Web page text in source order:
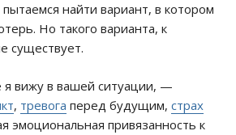
найти вариант, в котором
Но такого варианта, к
существует.
вижу в вашей ситуации, —
, тревога перед будущим, страх
эмоциональная привязанность к